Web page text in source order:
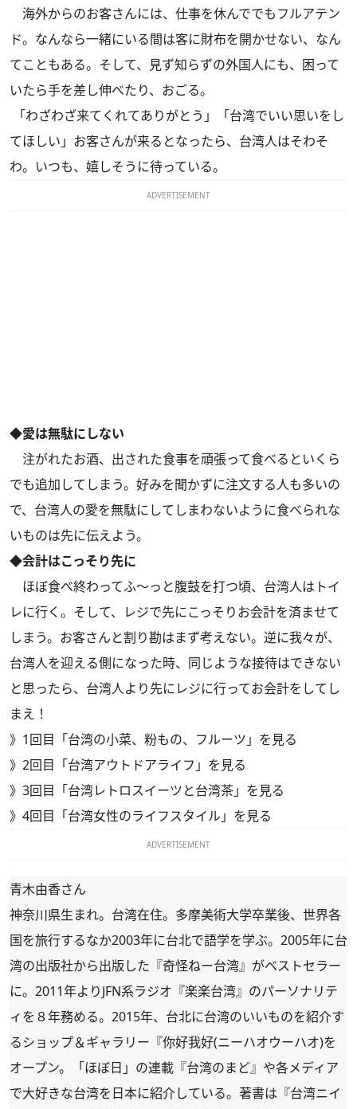
海外からのお客さんには、仕事を休んででもフルアテン
ド。なんなら一緒にいる間は客に財布を開かせない、なん
てこともある。そして、見ず知らずの外国人にも、困って
いたら手を差し伸べたり、おごる。
「わざわざ来てくれてありがとう」「台湾でいい思いをし
てほしい」お客さんが来るとなったら、台湾人はそわそ
わ。いつも、嬉しそうに待っている。
ADVERTISEMENT
◆愛は無駄にしない
注がれたお酒、出された食事を頑張って食べるといくら
でも追加してしまう。好みを聞かずに注文する人も多いの
で、台湾人の愛を無駄にしてしまわないように食べられな
いものは先に伝えよう。
◆会計はこっそり先に
ほぼ食べ終わってふ～っと腹鼓を打つ頃、台湾人はトイ
レに行く。そして、レジで先にこっそりお会計を済ませて
しまう。お客さんと割り勘はまず考えない。逆に我々が、
台湾人を迎える側になった時、同じような接待はできない
と思ったら、台湾人より先にレジに行ってお会計をしてし
まえ！
》 1回目「台湾の小菜、粉もの、フルーツ」を見る
》 2回目「台湾アウトドアライフ」を見る
》 3回目「台湾レトロスイーツと台湾茶」を見る
》 4回目「台湾女性のライフスタイル」を見る
ADVERTISEMENT
青木由香さん
神奈川県生まれ。台湾在住。多摩美術大学卒業後、世界各
国を旅行するなか2003年に台北で語学を学ぶ。2005年に台
湾の出版社から出版した『奇怪ねー台湾』がベストセラー
に。2011年よりJFN系ラジオ『楽楽台湾』のパーソナリテ
ィを８年務める。2015年、台北に台湾のいいものを紹介す
るショップ＆ギャラリー『你好我好(ニーハオウーハオ)を
オープン。「ほぼ日」の連載『台湾のまど』や各メディア
で大好きな台湾を日本に紹介している。著書は『台湾ニイ